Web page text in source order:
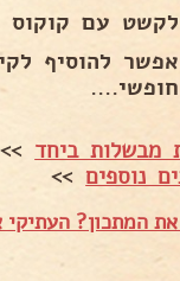
לקשט עם קוקוס
אפשר להוסיף
חופשי....
מבשלות ביחד >>
נוספים>>
המתכון?